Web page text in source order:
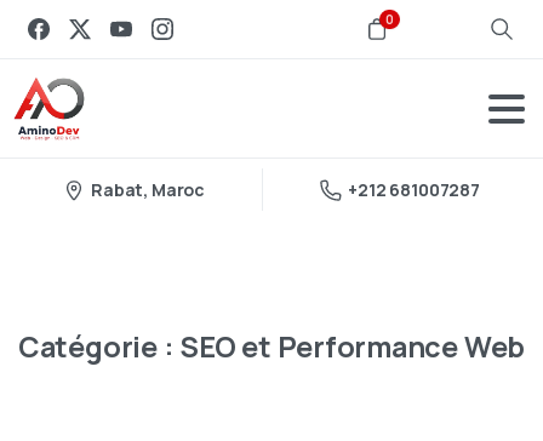
0
Rabat, Maroc +212 681007287
Catégorie : SEOet PerformanceWeb